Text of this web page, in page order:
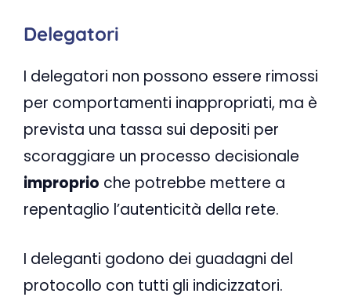
Delegatori
I delegatori non possono essere rimossi
per comportamenti inappropriati, ma è
prevista una tassa sui depositi per
scoraggiare un processo decisionale
improprio che potrebbe mettere a
repentaglio l’autenticità della rete.
I deleganti godono dei guadagni del
protocollo con tutti gli indicizzatori.